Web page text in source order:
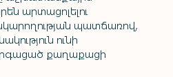
արտացոլելու
պատճառով,
ունի
քաղաքացի